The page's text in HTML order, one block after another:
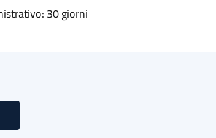
30 giorni